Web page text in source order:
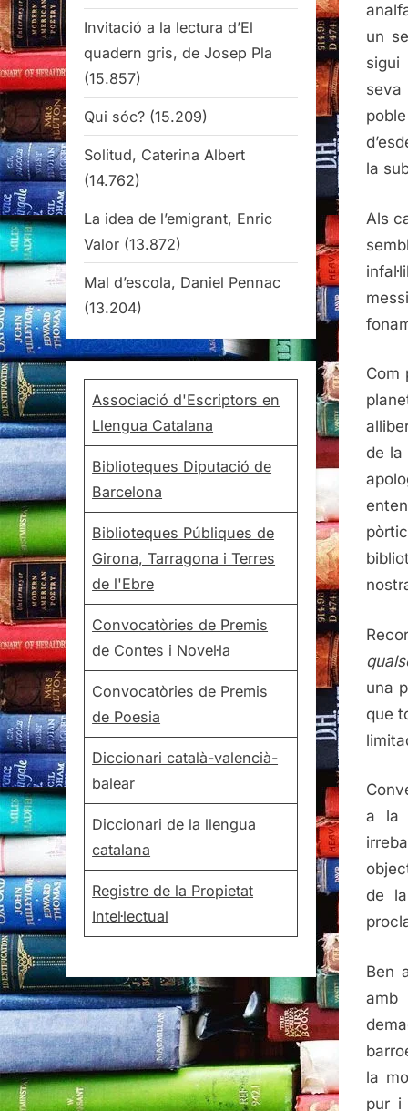
un
sigui
seva
la
Als
Com
de la
una
que
a la
de
Ben
la
pur i
Invitació a la lectura d’El
quadern gris, de Josep Pla
(15.857)
Qui sóc? (15.209)
Solitud, Caterina Albert
(14.762)
La idea de l’emigrant, Enric
Valor (13.872)
Mal d’escola, Daniel Pennac
(13.204)
Associació d'Escriptors en
Llengua Catalana
Biblioteques Diputació de
Barcelona
Biblioteques Públiques de
Girona, Tarragona i Terres
de l'Ebre
Convocatòries de Premis
de Contes i Novel·la
Convocatòries de Premis
de Poesia
Diccionari català-valencià-
balear
Diccionari de la llengua
catalana
Registre de la Propietat
Intel·lectual